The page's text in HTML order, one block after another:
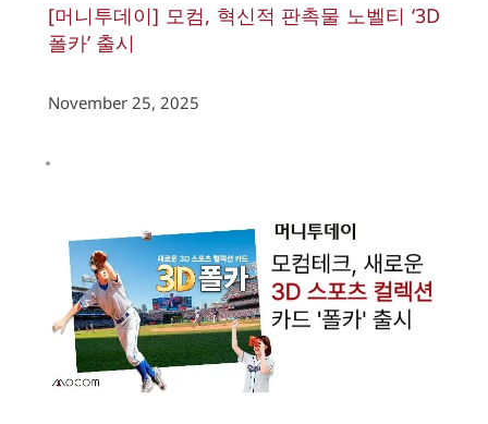
[머니투데이] 모컴, 혁신적 판촉물 노벨티 ‘3D
폴카’ 출시
November 25, 2025